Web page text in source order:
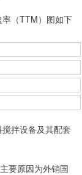
（TTM）图如下
拌设备及其配套
要原因为外销国